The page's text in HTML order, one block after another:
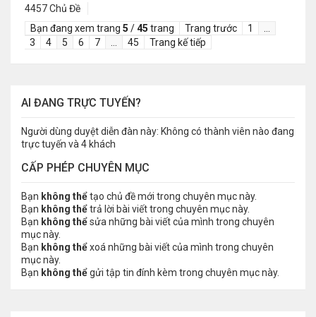
4457 Chủ Đề
Bạn đang xem trang 5 /45 trang Trang trước 1
3
4 5 6 7 45 Trang kế tiếp
AI ĐANG TRỰC TUYẾN?
Người dùng duyệt diễn đàn này: Không có thành viên nào đang
trực tuyến và 4 khách
CẤP PHÉP CHUYÊN MỤC
Bạn không thểtạo chủ đề mới trong chuyên mục này.
Bạn không thểtrả lời bài viết trong chuyên mục này.
Bạn không thểsửa những bài viết của mình trong chuyên
mục này.
Bạn không thểxoá những bài viết của mình trong chuyên
mục này.
Bạn không thểgửi tập tin đính kèm trong chuyên mục này.